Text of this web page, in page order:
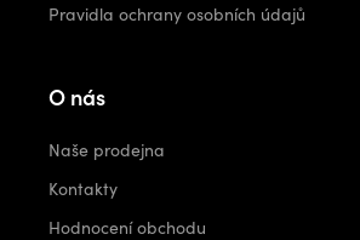
Pravidla ochrany osobních údajů
O nás
Naše prodejna
Kontakty
Hodnocení obchodu